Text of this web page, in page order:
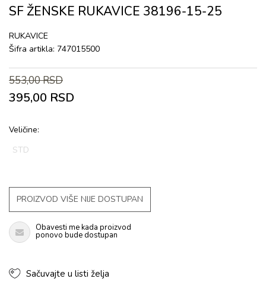
SF ŽENSKE RUKAVICЕ 38196-15-25
RUKAVICЕ
Šifra artikla: 747015500
553,00RSD
395,00 RSD
Veličine:
STD
PROIZVOD VIŠE NIJE DOSTUPAN
Obavesti me kada proizvod
ponovo bude dostupan
Sačuvajte u listi želja